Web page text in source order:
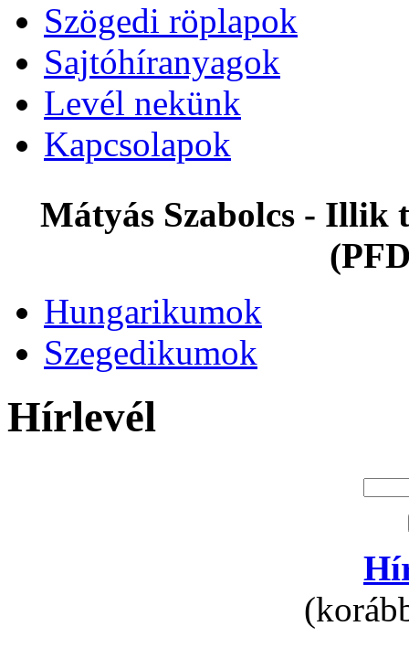
Szögedi röplapok
Sajtóhíranyagok
Levél nekünk
Kapcsolapok
Mátyás Szabolcs - Illik
Hungarikumok
Szegedikumok
Hírlevél